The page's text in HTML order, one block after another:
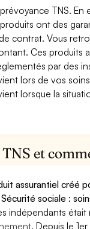
TNS.
ont des
contrat. Vous
Ces produits
par des
lors de vos
lorsque la
TNS et
assurantiel créé
sociale :
indépendants était
. Depuis le